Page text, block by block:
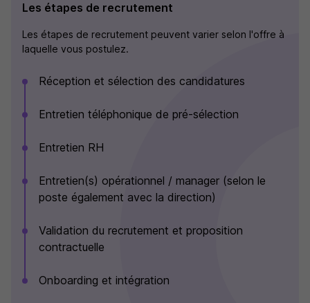
Les étapes de recrutement
Les étapes de recrutement peuvent varier selon l'offre à
laquelle vous postulez.
Réception et sélection des candidatures
Entretien téléphonique de pré-sélection
Entretien RH
Entretien(s) opérationnel / manager (selon le
poste également avec la direction)
Validation du recrutement et proposition
contractuelle
Onboarding et intégration